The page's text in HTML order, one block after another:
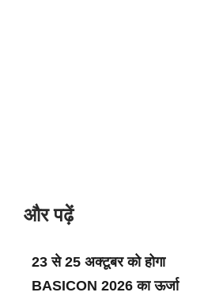
और पढ़ें
23 से 25 अक्टूबर को होगा
BASICON 2026 का ऊर्जा